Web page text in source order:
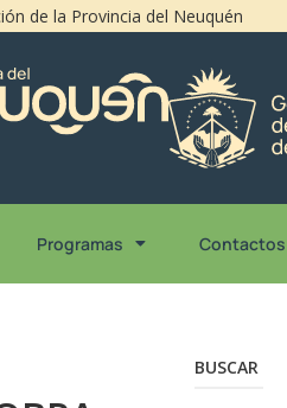
de la Provincia del Neuquén
Programas Contactos
BUSCAR